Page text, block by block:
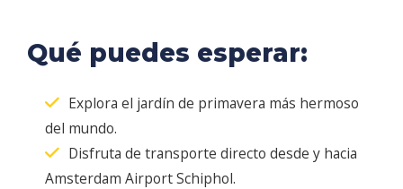
Qué puedes esperar:
Explora el jardín de primavera más hermoso
del mundo.
Disfruta de transporte directo desde y hacia
Amsterdam Airport Schiphol.